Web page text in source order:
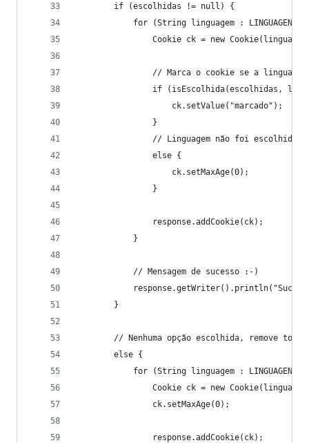
        if (escolhidas != null) {
for (String linguagem : LINGUAGENS)
Cookie ck = new
// Marca o cookie se a
if (isEscolhida(escolhidas,
                    ck.setValue("marcado");
                }
// Linguagem não foi escolhida:
                else {
                    ck.setMaxAge(0);
                }
                response.addCookie(ck);
            }
            // Mensagem de sucesso :-)
        }
// Nenhuma opção escolhida, remove
        else {
for (String linguagem : LINGUAGENS)
Cookie ck = new
                ck.setMaxAge(0);
                response.addCookie(ck);